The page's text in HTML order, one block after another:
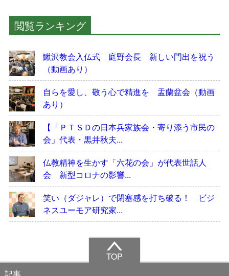
閲覧ランキング
鰍沢教会入仏式 庭野会長 新しい門出を祝う
（動画あり）
自らを愛し、敬う心で精進を 盂蘭盆会（動画
あり）
【「ＰＴＳＤの日本兵家族会・寄り添う市民の
会」代表・黒井秋夫...
仏教精神を生かす「六花の会」が代表世話人
会 新型コロナの影響...
笑い（ダジャレ）で閉塞感を打ち破る！ ビジ
ネスユーモア研究家...
TOP
記事